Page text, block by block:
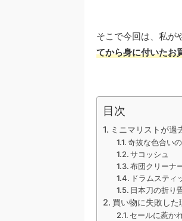
そこで今回は、私が
てから身に付いたお
目次
ミニマリストが過
奇抜な色合い
サコッシュ
布団クリーナ
ドラムスティ
日本刀の折り
買い物に失敗した
セールに惹か